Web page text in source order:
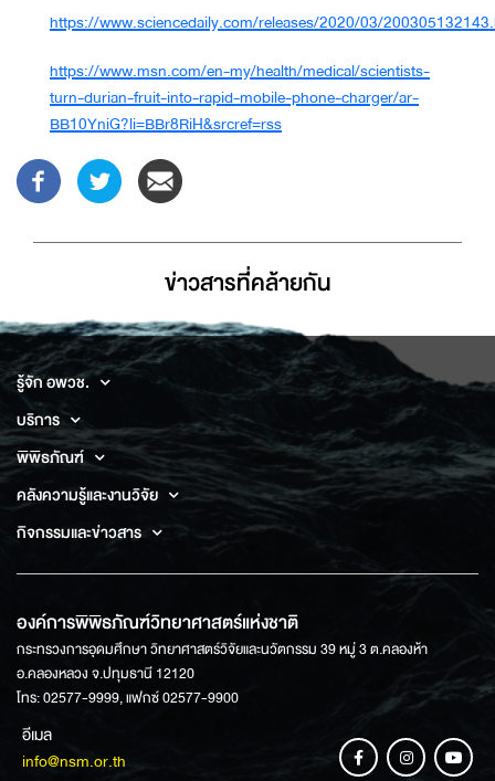
https://www.sciencedaily.com/releases/2020/03/
https://www.msn.com/en-my/health/medical/scientists-
turn-durian-fruit-into-rapid-mobile-phone-charger/ar-
BB10YniG?li=BBr8RiH&srcref=rss
ข่าวสารที่่คล้ายกัน
รู้จัก อพวช.
บริการ
พิพิธภัณฑ์
คลังความรู้และงานวิจัย
กิจกรรมและข่าวสาร
องค์การพิพิธภัณฑ์วิทยาศาสตร์แห่งชาติ
กระทรวงการอุดมศึกษา วิทยาศาสตร์วิจัยและนวัตกรรม 39 หมู่ 3 ต.คลองห้า
อ.คลองหลวง จ.ปทุมธานี 12120
โทร: 02577-9999, แฟกซ์ 02577-9900
อีเมล
info@nsm.or.th